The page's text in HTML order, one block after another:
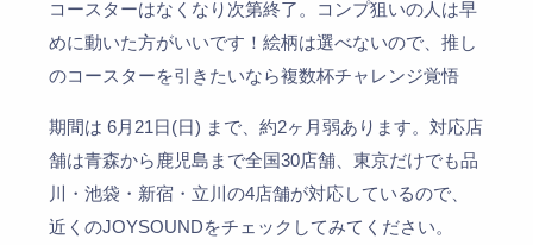
コースターはなくなり次第終了。コンプ狙いの人は早
めに動いた方がいいです！絵柄は選べないので、推し
のコースターを引きたいなら複数杯チャレンジ覚悟
期間は 6月21日(日) まで、約2ヶ月弱あります。対応店
舗は青森から鹿児島まで全国30店舗、東京だけでも品
川・池袋・新宿・立川の4店舗が対応しているので、
近くのJOYSOUNDをチェックしてみてください。